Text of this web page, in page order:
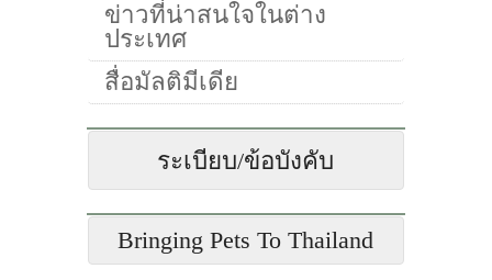
ข่าวที่น่าสนใจในต่าง
ประเทศ
สื่อมัลติมีเดีย
ระเบียบ/ข้อบังคับ
Bringing Pets To Thailand